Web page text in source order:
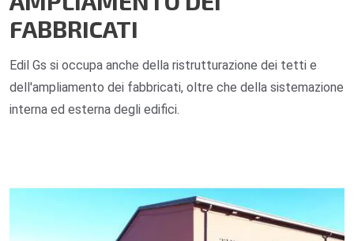
FABBRICATI
Edil Gs si occupa anche della ristrutturazione dei tetti e
dell'ampliamento dei fabbricati, oltre che della sistemazione
interna ed esterna degli edifici.